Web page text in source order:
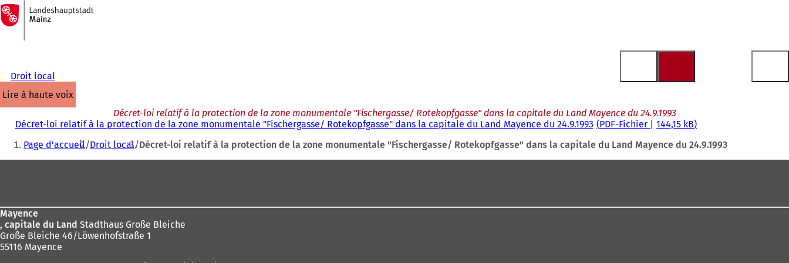
Accéder au contenu
Vers
la
page
d'accueil
Droit local
lire à haute voix
Décret-loi relatif à la protection de la zone monumentale "Fischergasse/ Rotekopfgasse" dans la capitale du Land Mayence du 24.9.1993
Décret-loi relatif à la protection de la zone monumentale "Fischergasse/ Rotekopfgasse" dans la capitale du Land Mayence du 24.9.1993 PDF-Fichier 144,15 kB
Vous
êtes
Page d'accueil Droit local Décret-loi relatif à la protection de la zone monumentale "Fischergasse/ Rotekopfgasse" dans la capitale du Land Mayence du 24.9.1993
Mayence
, capitale du Land Stadthaus Große Bleiche
Große Bleiche 46/Löwenhofstraße 1
55116 Mayence